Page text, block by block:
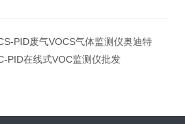
PID废气VOCS气体监测仪奥迪特
PID在线式VOC监测仪批发